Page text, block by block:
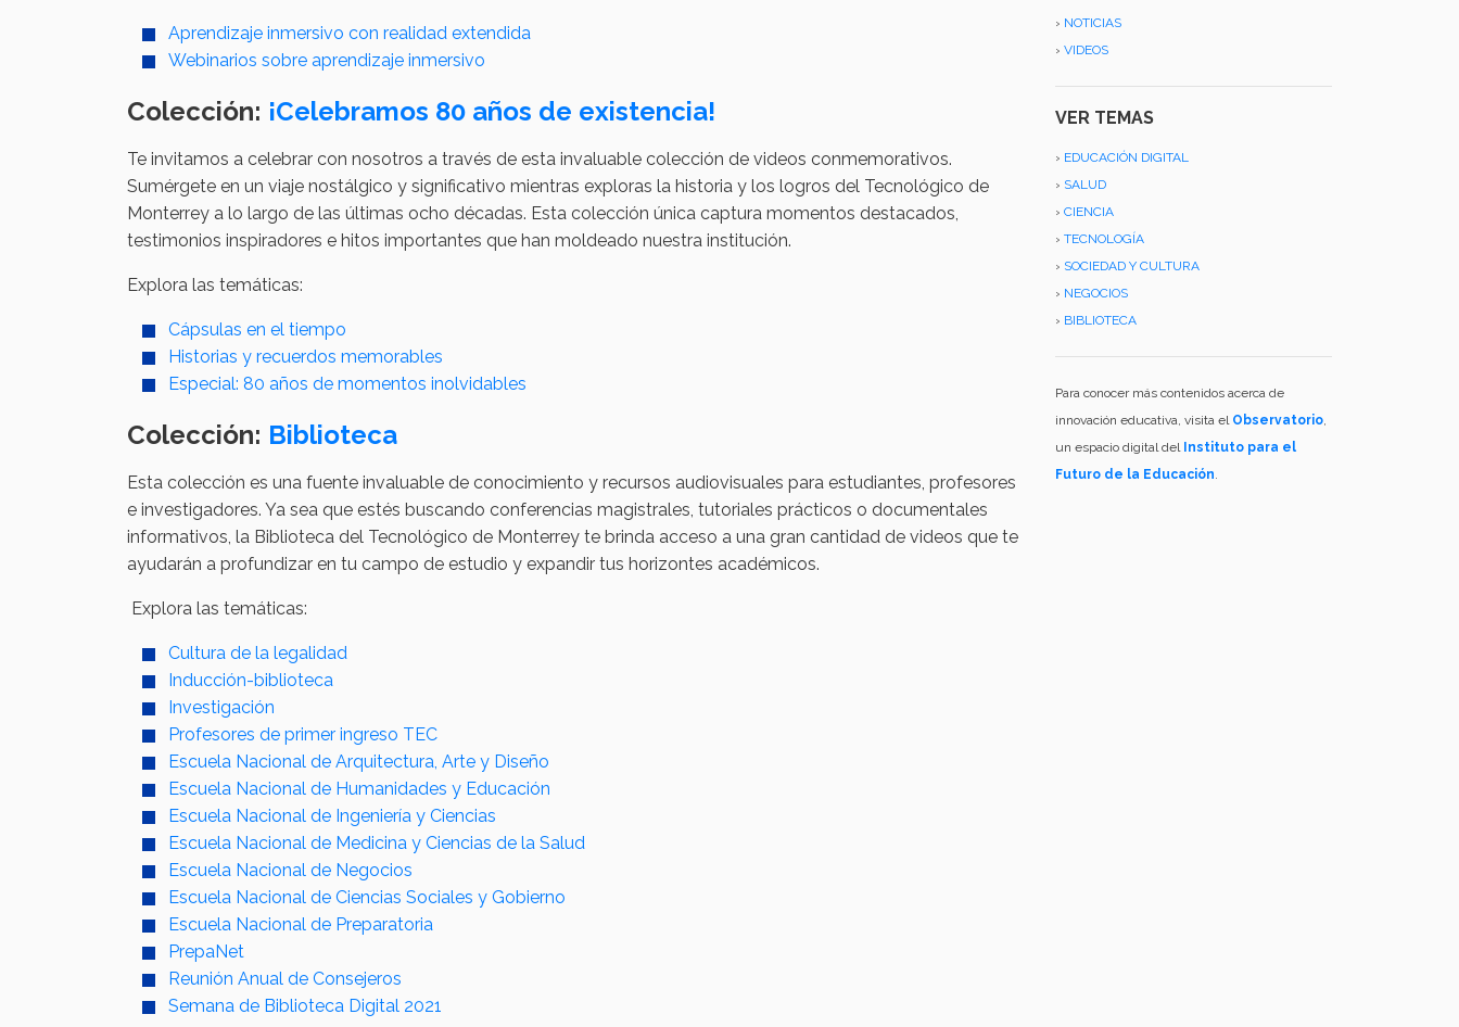
Aprendizaje inmersivo con realidad extendida
Webinarios sobre aprendizaje inmersivo
Colección: ¡Celebramos 80 años de existencia!
Te invitamos a celebrar con nosotros a través de esta invaluable colección de videos conmemorativos.
Sumérgete en un viaje nostálgico y significativo mientras exploras la historia y los logros del Tecnológico de
Monterrey a lo largo de las últimas ocho décadas. Esta colección única captura momentos destacados,
testimonios inspiradores e hitos importantes que han moldeado nuestra institución.
Explora las temáticas:
Cápsulas en el tiempo
Historias y recuerdos memorables
Especial: 80 años de momentos inolvidables
Colección: Biblioteca
Esta colección es una fuente invaluable de conocimiento y recursos audiovisuales para estudiantes, profesores
e investigadores. Ya sea que estés buscando conferencias magistrales, tutoriales prácticos o documentales
informativos, la Biblioteca del Tecnológico de Monterrey te brinda acceso a una gran cantidad de videos que te
ayudarán a profundizar en tu campo de estudio y expandir tus horizontes académicos.
Explora las temáticas:
Cultura de la legalidad
Inducción-biblioteca
Investigación
Profesores de primer ingreso TEC
Escuela Nacional de Arquitectura, Arte y Diseño
Escuela Nacional de Humanidades y Educación
Escuela Nacional de Ingeniería y Ciencias
Escuela Nacional de Medicina y Ciencias de la Salud
Escuela Nacional de Negocios
Escuela Nacional de Ciencias Sociales y Gobierno
Escuela Nacional de Preparatoria
PrepaNet
Reunión Anual de Consejeros
Semana de Biblioteca Digital 2021
› NOTICIAS
› VIDEOS
VER TEMAS
› EDUCACIÓN DIGITAL
› SALUD
› CIENCIA
› TECNOLOGÍA
› SOCIEDAD Y CULTURA
› NEGOCIOS
› BIBLIOTECA
Para conocer más contenidos acerca de
innovación educativa, visita el Observatorio,
un espacio digital del Instituto para el
Futuro de la Educación.